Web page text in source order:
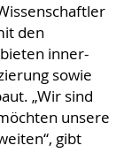
den
inner-
sowie
„Wir sind
unsere
gibt